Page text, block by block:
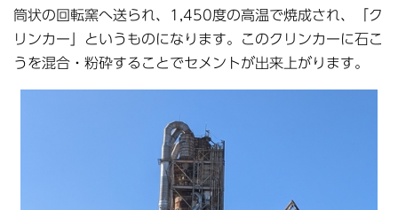
筒状の回転窯へ送られ、1,450度の高温で焼成され、「ク
リンカー」というものになります。このクリンカーに石こ
うを混合・粉砕することでセメントが出来上がります。